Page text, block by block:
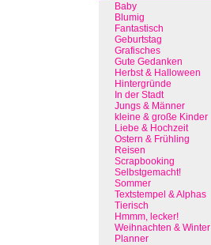
Baby
Blumig
Fantastisch
Geburtstag
Grafisches
Gute Gedanken
Herbst & Halloween
Hintergründe
In der Stadt
Jungs & Männer
kleine & große Kinder
Liebe & Hochzeit
Ostern & Frühling
Reisen
Scrapbooking
Selbstgemacht!
Sommer
Textstempel & Alphas
Tierisch
Hmmm, lecker!
Weihnachten & Winter
Planner